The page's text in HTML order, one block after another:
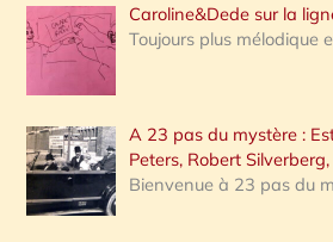
Caroline&Dede sur la
Toujours plus mélodique
A 23 pas du mystère :
Peters, Robert
Bienvenue à 23 pas du